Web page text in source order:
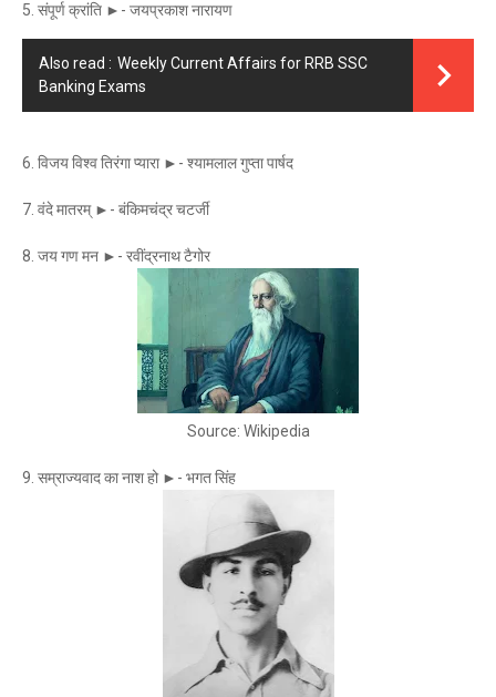
5. संपूर्ण क्रांति ►- जयप्रकाश नारायण
Also read : Weekly Current Affairs for RRB SSC
Banking Exams
6. विजय विश्व तिरंगा प्यारा ►- श्यामलाल गुप्ता पार्षद
7. वंदे मातरम् ►- बंकिमचंद्र चटर्जी
8. जय गण मन ►- रवींद्रनाथ टैगोर
Source: Wikipedia
9. सम्राज्यवाद का नाश हो ►- भगत सिंह